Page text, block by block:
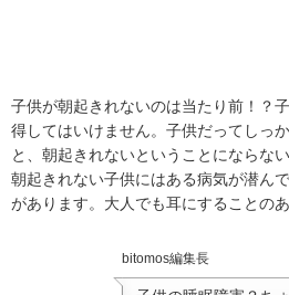
子供が朝起きれないのは当たり前！？
得してはいけません。子供だってしっ
と、朝起きれないということにならない
朝起きれない子供にはある病気が潜ん
があります。大人でも耳にすることの
bitomos編集長